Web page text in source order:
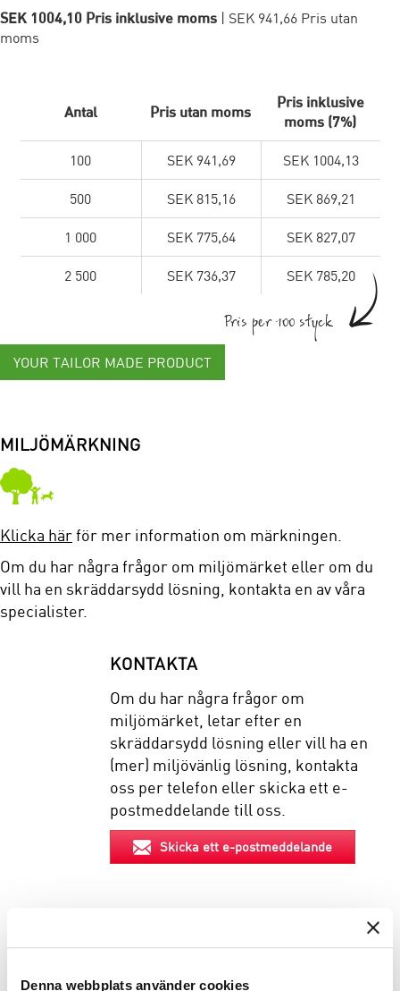
Denna webbplats använder cookies
SEK 1004,10 Pris inklusive moms | SEK 941,66 Pris utan
moms
Antal Pris utan moms
Pris inklusive
moms (7%)
100 SEK 941,69 SEK 1004,13
500 SEK 815,16 SEK 869,21
1 000 SEK 775,64 SEK 827,07
2 500 SEK 736,37 SEK 785,20
Pris per 100 styck
YOUR TAILOR MADE PRODUCT
MILJÖMÄRKNING
Klicka härför mer information om märkningen.
Om du har några frågor om miljömärket eller om du
vill ha en skräddarsydd lösning, kontakta en av våra
specialister.
KONTAKTA
Om du har några frågor om
miljömärket, letar efter en
skräddarsydd lösning eller vill ha en
(mer) miljövänlig lösning, kontakta
oss per telefon eller skicka ett e-
postmeddelande till oss.
Skicka ett e-postmeddelande